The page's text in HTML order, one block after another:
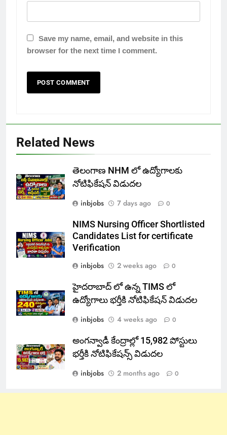
Save my name, email, and website in this
browser for the next time I comment.
Related News
తెలంగాణ NHM లో ఉద్యోగాలకు
నోటిఫికేషన్ విడుదల
inbjobs
7 days ago 0
NIMS Nursing Officer Shortlisted
Candidates List for certificate
Verification
inbjobs
2 weeks ago 0
హైదరాబాద్ లో ఉన్న TIMS లో
ఉద్యోగాలు భర్తీకి నోటిఫికేషన్ విడుదల
inbjobs
4 weeks ago 0
అంగన్వాడీ కేంద్రాల్లో 15,982 పోస్టులు
భర్తీకి నోటిఫికేషన్స్ విడుదల
inbjobs
2 months ago 0